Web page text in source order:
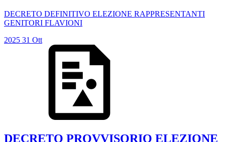
DECRETO DEFINITIVO ELEZIONE RAPPRESENTANTI
GENITORI FLAVIONI
2025 31 Ott
DECRETO PROVVISORIO ELEZIONE